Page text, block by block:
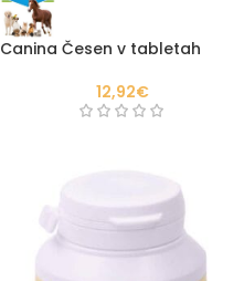
Canina Česen v tabletah
12,92€